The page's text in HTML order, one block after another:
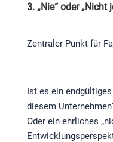
3. „Nie“ oder
Zentraler Punkt für
Ist es ein
diesem
Oder ein ehrliches